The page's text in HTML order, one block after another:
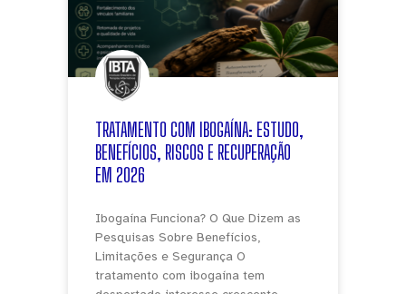
TRATAMENTO COM IBOGAÍNA: ESTUDO,
BENEFÍCIOS, RISCOS E RECUPERAÇÃO
EM 2026
Ibogaína Funciona? O Que Dizem as
Pesquisas Sobre Benefícios,
Limitações e Segurança O
tratamento com ibogaína tem